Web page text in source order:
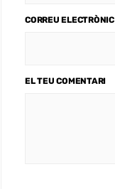
CORREU ELECTRÒNIC
EL TEU COMENTARI